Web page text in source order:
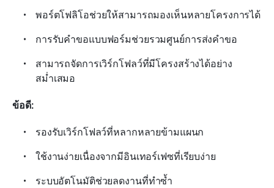
พอร์ตโฟลิโอช่วยให้สามารถมองเห็นหลายโครงการได้
การรับคำขอแบบฟอร์มช่วยรวมศูนย์การส่งคำขอ
สามารถจัดการเวิร์กโฟลว์ที่มีโครงสร้างได้อย่าง
สม่ำเสมอ
ข้อดี:
รองรับเวิร์กโฟลว์ที่หลากหลายข้ามแผนก
ใช้งานง่ายเนื่องจากมีอินเทอร์เฟซที่เรียบง่าย
ระบบอัตโนมัติช่วยลดงานที่ทำซ้ำ